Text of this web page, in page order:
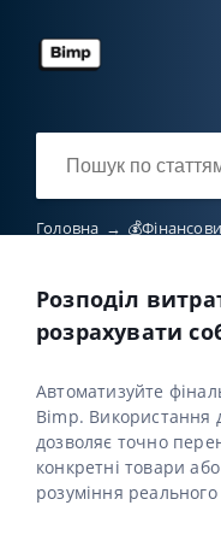
Головна →
Розподіл
розрахувати
Автоматизуйте
Bimp. Використання
дозволяє точно
конкретні товари
розуміння